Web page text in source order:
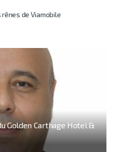
rênes de Viamobile
Golden Carthage Hotel &